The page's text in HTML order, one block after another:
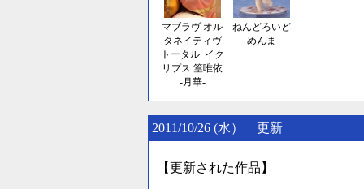
マブラヴ オル
タネイティヴ
トータル･イク
リプス 篁唯依
-月華-
ねんどろいど
めんま
2011/10/26 (水） 更新
【更新された作品】